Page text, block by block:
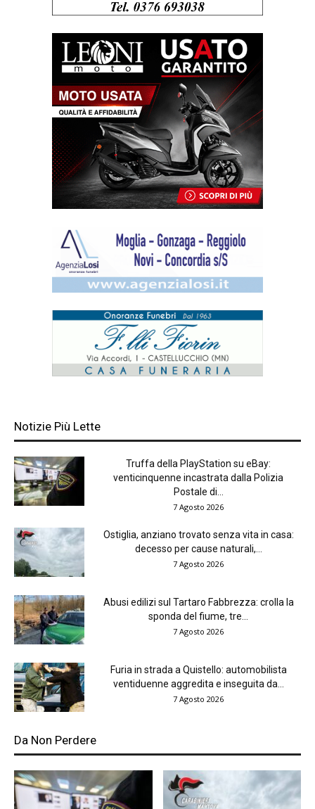
Notizie Più Lette
Truffa della PlayStation su eBay:
venticinquenne incastrata dalla Polizia
Postale di...
7 Agosto 2026
Ostiglia, anziano trovato senza vita in casa:
decesso per cause naturali,...
7 Agosto 2026
Abusi edilizi sul Tartaro Fabbrezza: crolla la
sponda del fiume, tre...
7 Agosto 2026
Furia in strada a Quistello: automobilista
ventiduenne aggredita e inseguita da...
7 Agosto 2026
Da Non Perdere